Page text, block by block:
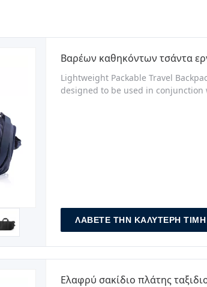
Lightweight Packable Travel
designed to be used in
ΛΆΒΕΤΕ ΤΗΝ ΚΑΛΎΤΕΡΗ ΤΙΜΉ
Ελαφρύ σακίδιο πλάτης